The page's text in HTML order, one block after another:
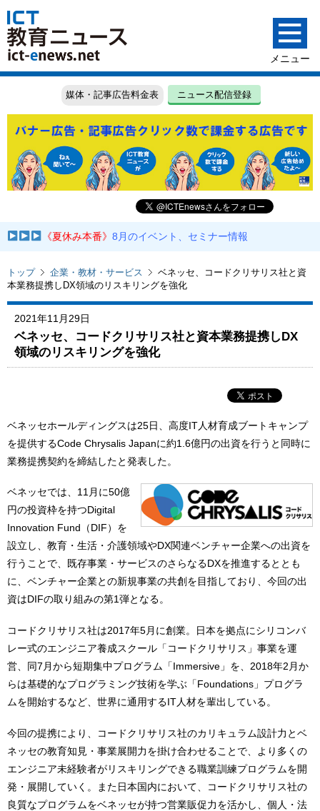
媒体・記事広告料金表 ニュース配信登録
《夏休み本番》8月のイベント、セミナー情報
トップ 企業・教材・サービス
ベネッセ、コードクリサリス社と資
本業務提携しDX領域のリスキリングを強化
2021年11月29日
ベネッセ、コードクリサリス社と資本業務提携しDX
領域のリスキリングを強化
ベネッセホールディングスは25日、高度IT人材育成ブートキャンプ
を提供するCode Chrysalis Japanに約1.6億円の出資を行うと同時に
業務提携契約を締結したと発表した。
ベネッセでは、11月に50億
円の投資枠を持つDigital
Innovation Fund（DIF）を
設立し、教育・生活・介護領域やDX関連ベンチャー企業への出資を
行うことで、既存事業・サービスのさらなるDXを推進するととも
に、ベンチャー企業との新規事業の共創を目指しており、今回の出
資はDIFの取り組みの第1弾となる。
コードクリサリス社は2017年5月に創業。日本を拠点にシリコンバ
レー式のエンジニア養成スクール「コードクリサリス」事業を運
営、同7月から短期集中プログラム「Immersive」を、2018年2月か
らは基礎的なプログラミング技術を学ぶ「Foundations」プログラ
ムを開始するなど、世界に通用するIT人材を輩出している。
今回の提携により、コードクリサリス社のカリキュラム設計力とベ
ネッセの教育知見・事業展開力を掛け合わせることで、より多くの
エンジニア未経験者がリスキリングできる職業訓練プログラムを開
発・展開していく。また日本国内において、コードクリサリス社の
良質なプログラムをベネッセが持つ営業販促力を活かし、個人・法